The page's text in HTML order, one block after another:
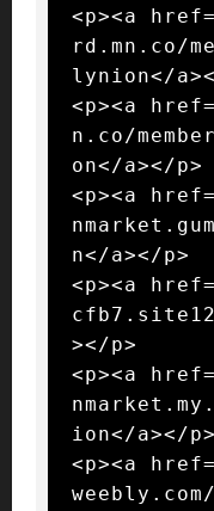
<p><a
rd.mn.co/
lynion</
<p><a
n.co/
on</a></p>
<p><a
n</a></p>
<p><a
></p>
<p><a
ion</a></p>
<p><a